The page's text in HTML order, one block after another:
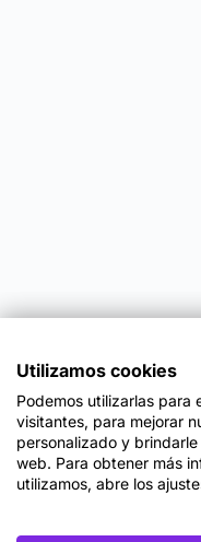
Utilizamos cookies
Podemos utilizarlas para
visitantes, para mejorar
personalizado y
web. Para obtener más
utilizamos, abre los